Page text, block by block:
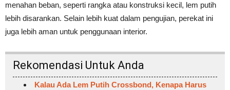
menahan beban, seperti rangka atau konstruksi kecil, lem putih
lebih disarankan. Selain lebih kuat dalam pengujian, perekat ini
juga lebih aman untuk penggunaan interior.
Rekomendasi Untuk Anda
Kalau Ada Lem Putih Crossbond, Kenapa Harus